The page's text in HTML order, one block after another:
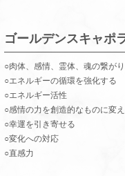
ゴールデンスキャポ
○肉体、感情、霊体、魂の繋が
○エネルギーの循環を強化する
○エネルギー活性
○感情の力を創造的なものに変え
○幸運を引き寄せる
○変化への対応
○直感力